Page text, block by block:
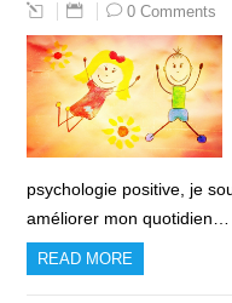
0 Comments
psychologie positive, je
améliorer mon quotidien…
READ MORE